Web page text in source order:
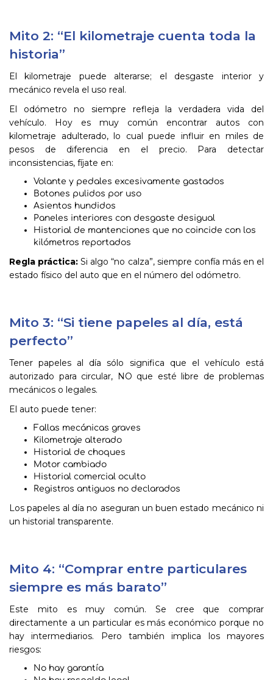
Mito 2: “El kilometraje cuenta toda la
historia”
El kilometraje puede alterarse; el desgaste interior y
mecánico revela el uso real.
El odómetro no siempre refleja la verdadera vida del
vehículo. Hoy es muy común encontrar autos con
kilometraje adulterado, lo cual puede influir en miles de
pesos de diferencia en el precio. Para detectar
inconsistencias, fíjate en:
Volante y pedales excesivamente gastados
Botones pulidos por uso
Asientos hundidos
Paneles interiores con desgaste desigual
Historial de mantenciones que no coincide con los
kilómetros reportados
Regla práctica:Si algo “no calza”, siempre confía más en el
estado físico del auto que en el número del odómetro.
Mito 3: “Si tiene papeles al día, está
perfecto”
Tener papeles al día sólo significa que el vehículo está
autorizado para circular, NO que esté libre de problemas
mecánicos o legales.
El auto puede tener:
Fallas mecánicas graves
Kilometraje alterado
Historial de choques
Motor cambiado
Historial comercial oculto
Registros antiguos no declarados
Los papeles al día no aseguran un buen estado mecánico ni
un historial transparente.
Mito 4: “Comprar entre particulares
siempre es más barato”
Este mito es muy común. Se cree que comprar
directamente a un particular es más económico porque no
hay intermediarios. Pero también implica los mayores
riesgos:
No hay garantía